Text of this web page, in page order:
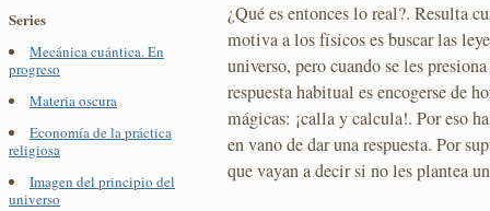
Series
Mecánica cuántica. En
progreso
Materia oscura
Economía de la práctica
religiosa
Imagen del principio del
universo
¿Qué es entonces lo real?. Resulta
motiva a los físicos es buscar las
universo, pero cuando se les
respuesta habitual es encogerse de
mágicas: ¡calla y calcula!. Por eso
en vano de dar una respuesta. Por
que vayan a decir si no les plantea